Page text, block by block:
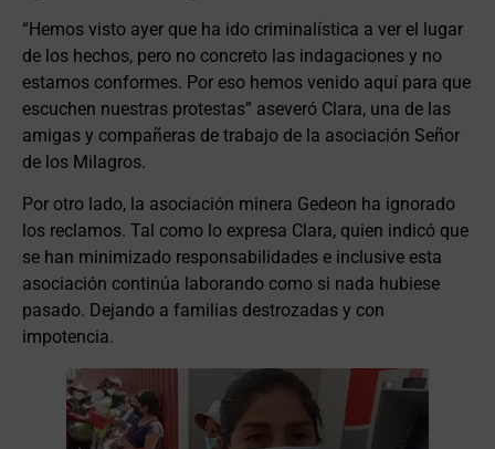
“Hemos visto ayer que ha ido criminalística a ver el lugar
de los hechos, pero no concreto las indagaciones y no
estamos conformes. Por eso hemos venido aquí para que
escuchen nuestras protestas” aseveró Clara, una de las
amigas y compañeras de trabajo de la asociación Señor
de los Milagros.
Por otro lado, la asociación minera Gedeon ha ignorado
los reclamos. Tal como lo expresa Clara, quien indicó que
se han minimizado responsabilidades e inclusive esta
asociación continúa laborando como si nada hubiese
pasado. Dejando a familias destrozadas y con
impotencia.